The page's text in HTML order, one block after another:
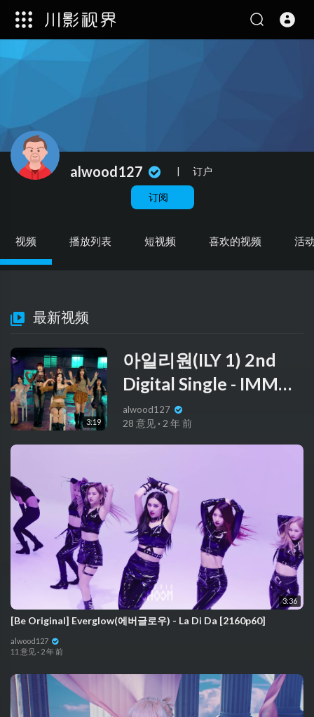
alwood127 | 订户
订阅
视频 播放列表 短视频 喜欢的视频 活
最新视频
3:19
아일리원(ILY 1) 2nd
Digital Single - IMMM
- PERFORMANCE
VIDEO
alwood127
28 意见· 2 年 前
3:36
[Be Original] Everglow(에버글로우) - La Di Da [2160p60]
alwood127
11 意见· 2 年 前